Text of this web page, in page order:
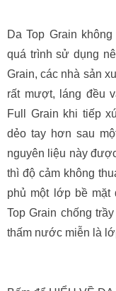
Da Top Grain
quá trình sử dụng
Grain, các nhà sản
rất mượt, láng đều
Full Grain khi tiếp
dẻo tay hơn sau
nguyên liệu này
thì độ cảm không
phủ một lớp bề mặt
Top Grain chống
thấm nước miễn là